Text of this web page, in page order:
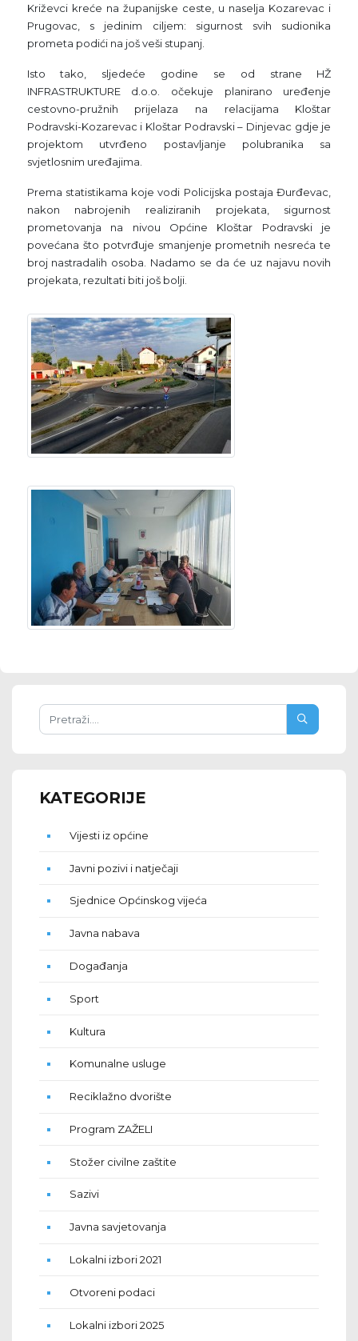
Križevci kreće na županijske ceste, u naselja Kozarevac i
Prugovac, s jedinim ciljem: sigurnost svih sudionika
prometa podići na još veši stupanj.
Isto tako, sljedeće godine se od strane HŽ
INFRASTRUKTURE d.o.o. očekuje planirano uređenje
cestovno-pružnih prijelaza na relacijama Kloštar
Podravski-Kozarevac i Kloštar Podravski – Dinjevac gdje je
projektom utvrđeno postavljanje polubranika sa
svjetlosnim uređajima.
Prema statistikama koje vodi Policijska postaja Đurđevac,
nakon nabrojenih realiziranih projekata, sigurnost
prometovanja na nivou Općine Kloštar Podravski je
povećana što potvrđuje smanjenje prometnih nesreća te
broj nastradalih osoba. Nadamo se da će uz najavu novih
projekata, rezultati biti još bolji.
KATEGORIJE
Vijesti iz općine
Javni pozivi i natječaji
Sjednice Općinskog vijeća
Javna nabava
Događanja
Sport
Kultura
Komunalne usluge
Reciklažno dvorište
Program ZAŽELI
Stožer civilne zaštite
Sazivi
Javna savjetovanja
Lokalni izbori 2021
Otvoreni podaci
Lokalni izbori 2025